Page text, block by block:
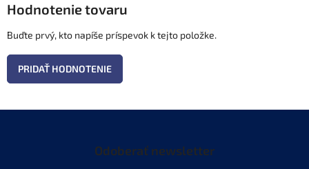
Hodnotenie tovaru
Buďte prvý, kto napíše príspevok k tejto položke.
PRIDAŤ HODNOTENIE
Odoberať newsletter